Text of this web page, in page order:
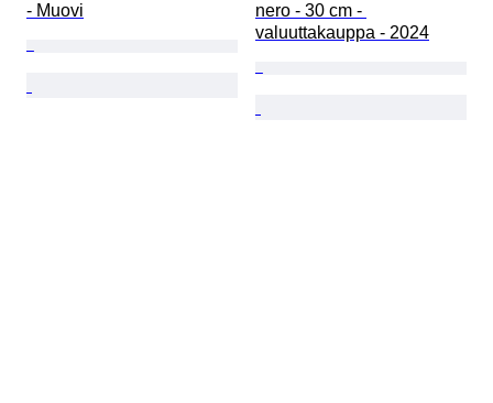
- Muovi
nero - 30 cm -
valuuttakauppa - 2024